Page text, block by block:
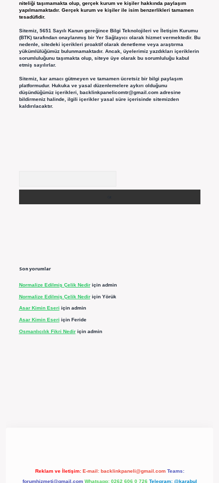
niteliği taşımamakta olup, gerçek kurum ve kişiler hakkında paylaşım
yapılmamaktadır. Gerçek kurum ve kişiler ile isim benzerlikleri tamamen
tesadüfidir.
Sitemiz, 5651 Sayılı Kanun gereğince Bilgi Teknolojileri ve İletişim Kurumu
(BTK) tarafından onaylanmış bir Yer Sağlayıcı olarak hizmet vermektedir. Bu
nedenle, sitedeki içerikleri proaktif olarak denetleme veya araştırma
yükümlülüğümüz bulunmamaktadır. Ancak, üyelerimiz yazdıkları içeriklerin
sorumluluğunu taşımakta olup, siteye üye olarak bu sorumluluğu kabul
etmiş sayılırlar.
Sitemiz, kar amacı gütmeyen ve tamamen ücretsiz bir bilgi paylaşım
platformudur. Hukuka ve yasal düzenlemelere aykırı olduğunu
düşündüğünüz içerikleri, backlinkpanelicomtr@gmail.comadresine
bildirmeniz halinde, ilgili içerikler yasal süre içerisinde sitemizden
kaldırılacaktır.
Son yorumlar
Normalize Edilmiş Çelik Nediriçin admin
Normalize Edilmiş Çelik Nediriçin Yörük
Asar Kimin Eseri için admin
Asar Kimin Eseri için Feride
Osmanlıcılık Fikri Nediriçin admin
Reklam ve İletişim: E-mail: backlinkpaneli@gmail.com Teams:
forumhizmeti@gmail.com Whatsapp: 0262 606 0 726 Telegram: @karabul